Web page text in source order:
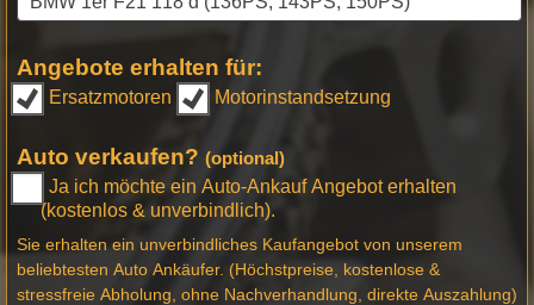
Angebote erhalten für:
Ersatzmotoren Motorinstandsetzung
Auto verkaufen? (optional)
Ja ich möchte ein Auto-Ankauf Angebot erhalten
(kostenlos & unverbindlich).
Sie erhalten ein unverbindliches Kaufangebot von unserem
beliebtesten Auto Ankäufer. (Höchstpreise, kostenlose &
stressfreie Abholung, ohne Nachverhandlung, direkte Auszahlung)